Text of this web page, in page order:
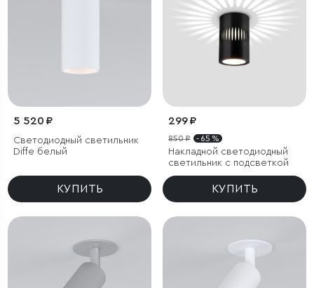
5 520 ₽
Светодиодный светильник
Diffe белый
КУПИТЬ
299 ₽
850 ₽ - 65 %
Накладной светодиодный
светильник с подсветкой
КУПИТЬ